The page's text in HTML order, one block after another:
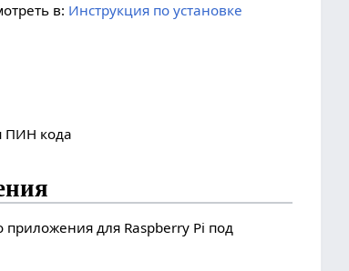
в: Инструкция по установке
ПИН кода
для Raspberry Pi под